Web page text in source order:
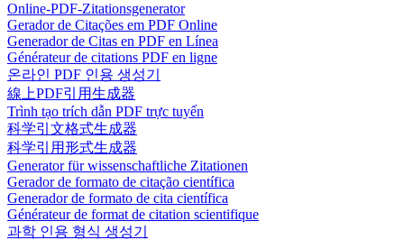
Online-PDF-Zitationsgenerator
Gerador de Citações em PDF Online
Generador de Citas en PDF en Línea
Générateur de citations PDF en ligne
온라인 PDF 인용 생성기
線上PDF引用生成器
Trình tạo trích dẫn PDF trực tuyến
科学引文格式生成器
科学引用形式生成器
Generator für wissenschaftliche Zitationen
Gerador de formato de citação científica
Generador de formato de cita científica
Générateur de format de citation scientifique
과학 인용 형식 생성기